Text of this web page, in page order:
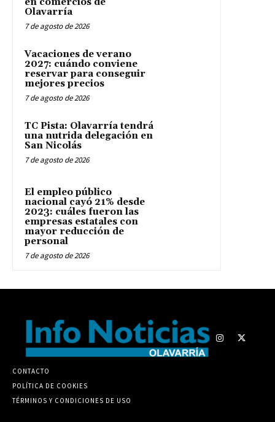
Olavarría
7 de agosto de 2026
Vacaciones de verano
2027: cuándo conviene
reservar para conseguir
mejores precios
7 de agosto de 2026
TC Pista: Olavarría tendrá
una nutrida delegación en
San Nicolás
7 de agosto de 2026
El empleo público
nacional cayó 21% desde
2023: cuáles fueron las
empresas estatales con
mayor reducción de
personal
7 de agosto de 2026
CONTACTO
POLÍTICA DE COOKIES
TÉRMINOS Y CONDICIONES DE USO